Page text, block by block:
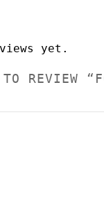
yet.
REVIEW